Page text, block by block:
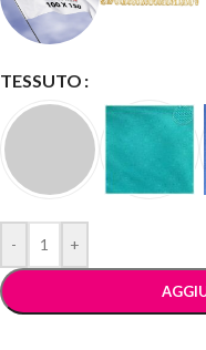
TESSUTO
- +